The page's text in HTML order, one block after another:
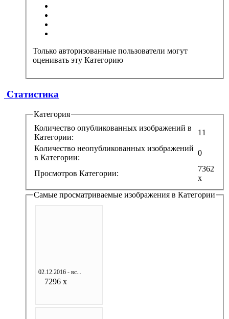
Только авторизованные пользователи могут
оценивать эту Категорию
Статистика
Категория
Количество опубликованных изображений в
Категории:
11
Количество неопубликованных изображений
в Категории:
0
Просмотров Категории:
7362
x
Самые просматриваемые изображения в Категории
02.12.2016 - вс...
7296 x